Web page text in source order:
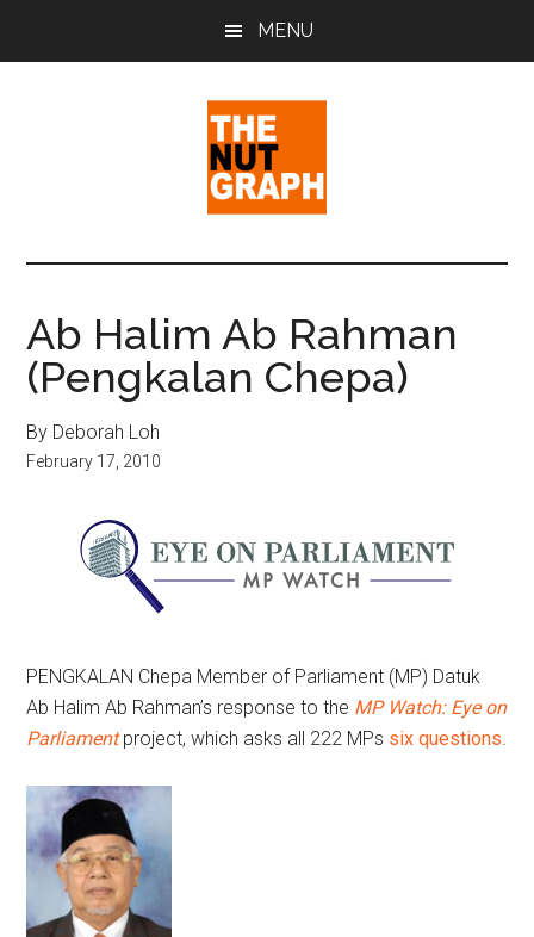
MENU
The
Nut
Graph
Sense
Politics
&
Pop
Culture
Ab Halim Ab Rahman
(Pengkalan Chepa)
By Deborah Loh
February 17, 2010
PENGKALAN Chepa Member of Parliament (MP) Datuk
Ab Halim Ab Rahman’s response to the MP Watch: Eye on
Parliamentproject, which asks all 222 MPs six questions.